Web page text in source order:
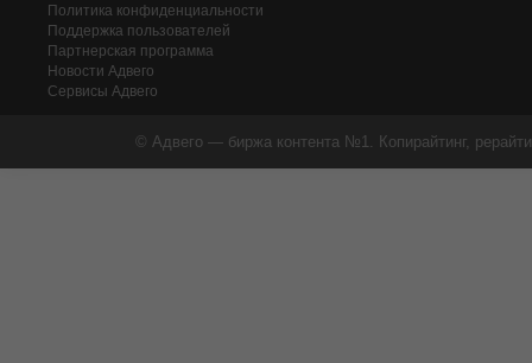
Политика конфиденциальности
Поддержка пользователей
Партнерская программа
Новости Адвего
Сервисы Адвего
© Адвего — биржа контента №1. Копирайтинг,